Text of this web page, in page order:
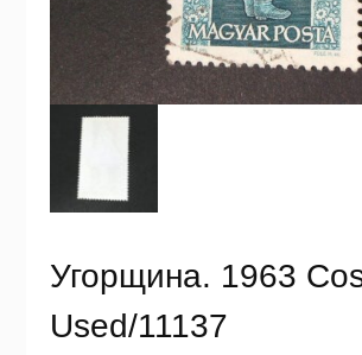
Угорщина. 1963
Used/11137